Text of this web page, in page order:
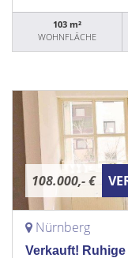
103 m²
WOHNFLÄCHE
108.000,- €
Nürnberg
Verkauft!